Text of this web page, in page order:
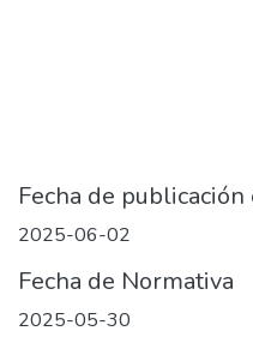
Fecha de
2025-06-02
Fecha de Normativa
2025-05-30